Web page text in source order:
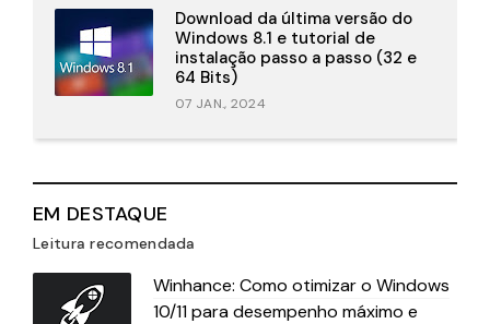
Download da última versão do
Windows 8.1 e tutorial de
instalação passo a passo (32 e
64 Bits)
07 JAN., 2024
EM DESTAQUE
Leitura recomendada
Winhance: Como otimizar o Windows
10/11 para desempenho máximo e